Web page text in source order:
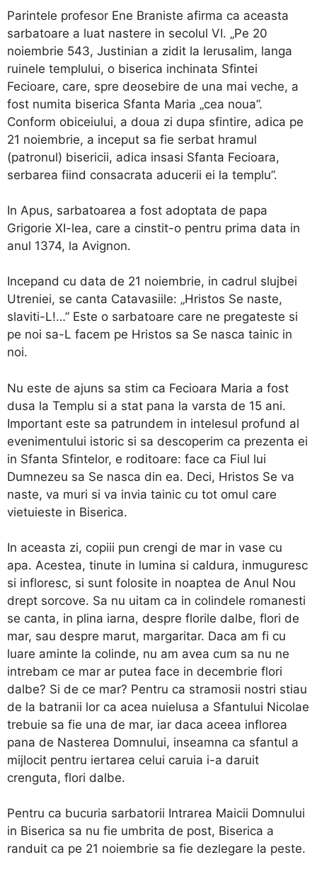
Parintele profesor Ene Braniste afirma ca aceasta
sarbatoare a luat nastere in secolul VI. „Pe 20
noiembrie 543, Justinian a zidit la Ierusalim, langa
ruinele templului, o biserica inchinata Sfintei
Fecioare, care, spre deosebire de una mai veche, a
fost numita biserica Sfanta Maria „cea noua”.
Conform obiceiului, a doua zi dupa sfintire, adica pe
21 noiembrie, a inceput sa fie serbat hramul
(patronul) bisericii, adica insasi Sfanta Fecioara,
serbarea fiind consacrata aducerii ei la templu”.
In Apus, sarbatoarea a fost adoptata de papa
Grigorie XI-lea, care a cinstit-o pentru prima data in
anul 1374, la Avignon.
Incepand cu data de 21 noiembrie, in cadrul slujbei
Utreniei, se canta Catavasiile: „Hristos Se naste,
slaviti-L!…” Este o sarbatoare care ne pregateste si
pe noi sa-L facem pe Hristos sa Se nasca tainic in
noi.
Nu este de ajuns sa stim ca Fecioara Maria a fost
dusa la Templu si a stat pana la varsta de 15 ani.
Important este sa patrundem in intelesul profund al
evenimentului istoric si sa descoperim ca prezenta ei
in Sfanta Sfintelor, e roditoare: face ca Fiul lui
Dumnezeu sa Se nasca din ea. Deci, Hristos Se va
naste, va muri si va invia tainic cu tot omul care
vietuieste in Biserica.
In aceasta zi, copiii pun crengi de mar in vase cu
apa. Acestea, tinute in lumina si caldura, inmuguresc
si infloresc, si sunt folosite in noaptea de Anul Nou
drept sorcove. Sa nu uitam ca in colindele romanesti
se canta, in plina iarna, despre florile dalbe, flori de
mar, sau despre marut, margaritar. Daca am fi cu
luare aminte la colinde, nu am avea cum sa nu ne
intrebam ce mar ar putea face in decembrie flori
dalbe? Si de ce mar? Pentru ca stramosii nostri stiau
de la batranii lor ca acea nuielusa a Sfantului Nicolae
trebuie sa fie una de mar, iar daca aceea inflorea
pana de Nasterea Domnului, inseamna ca sfantul a
mijlocit pentru iertarea celui caruia i-a daruit
crenguta, flori dalbe.
Pentru ca bucuria sarbatorii Intrarea Maicii Domnului
in Biserica sa nu fie umbrita de post, Biserica a
randuit ca pe 21 noiembrie sa fie dezlegare la peste.